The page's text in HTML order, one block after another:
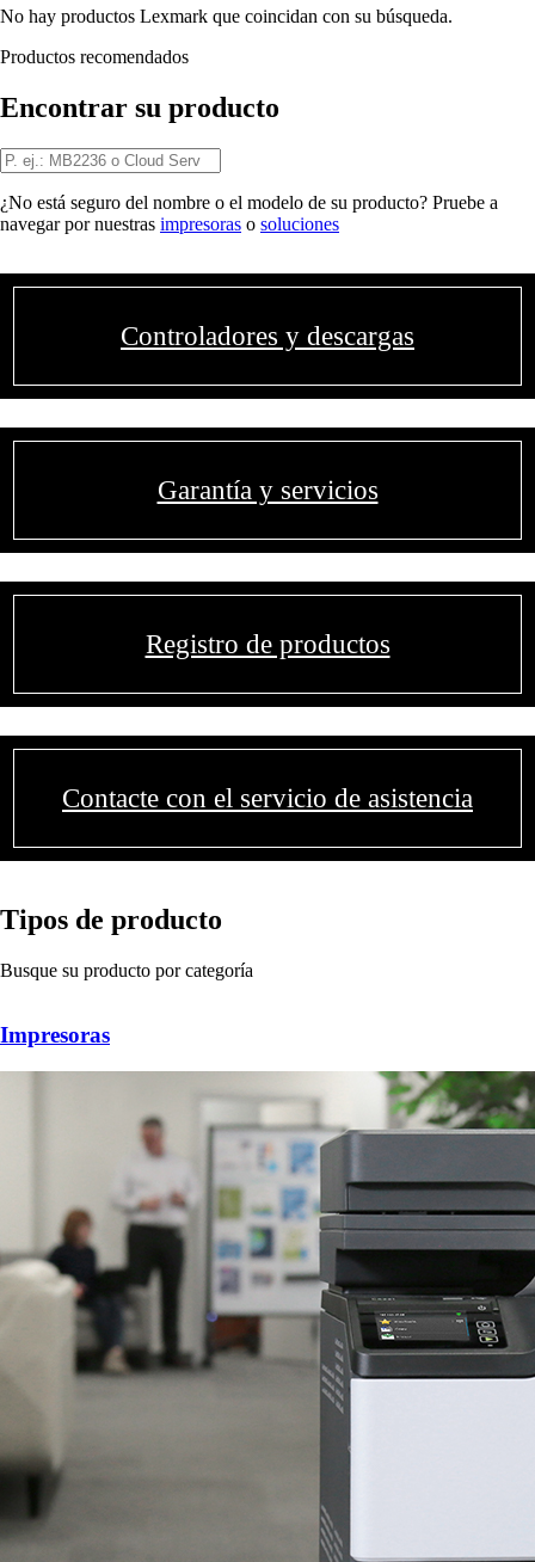
No hay productos Lexmark que coincidan con su búsqueda.
Productos recomendados
Encontrar su producto
¿No está seguro del nombre o el modelo de su producto? Pruebe a
navegar por nuestras impresoras o soluciones
Controladores y descargas
Garantía y servicios
Registro de productos
Contacte con el servicio de asistencia
Tipos de producto
Busque su producto por categoría
Impresoras